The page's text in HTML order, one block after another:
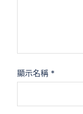
顯示名稱 *